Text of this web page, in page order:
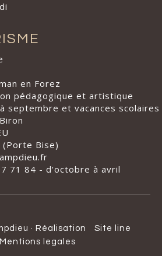
en Forez
pédagogique et artistique
septembre et vacances scolaires
Bise)
71 84 - d'octobre à avril
· Réalisation
Site line
Mentions legales